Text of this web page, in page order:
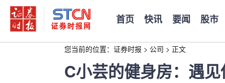
首页 快讯 要闻 股市
您当前的位置： 证券时报 > 公司 > 正文
C小芸的健身房：遇